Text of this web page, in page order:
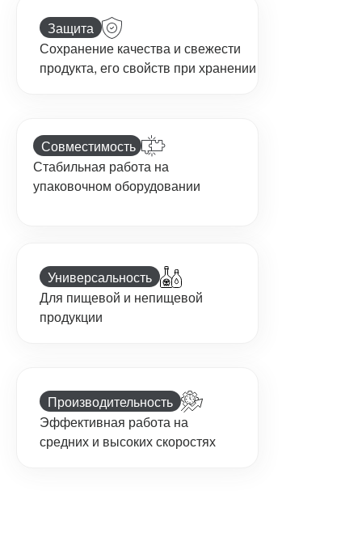
Совместимость
Стабильная работа на
упаковочном оборудовании
Защита
Сохранение качества и свежести
продукта, его свойств при хранении
Производительность
Эффективная работа на
средних и высоких скоростях
Универсальность
Для пищевой и непищевой
продукции